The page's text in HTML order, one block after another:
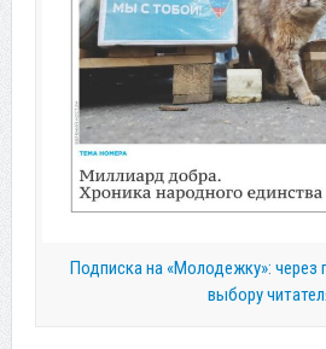
Подписка на «Молодежку»: через
выбору